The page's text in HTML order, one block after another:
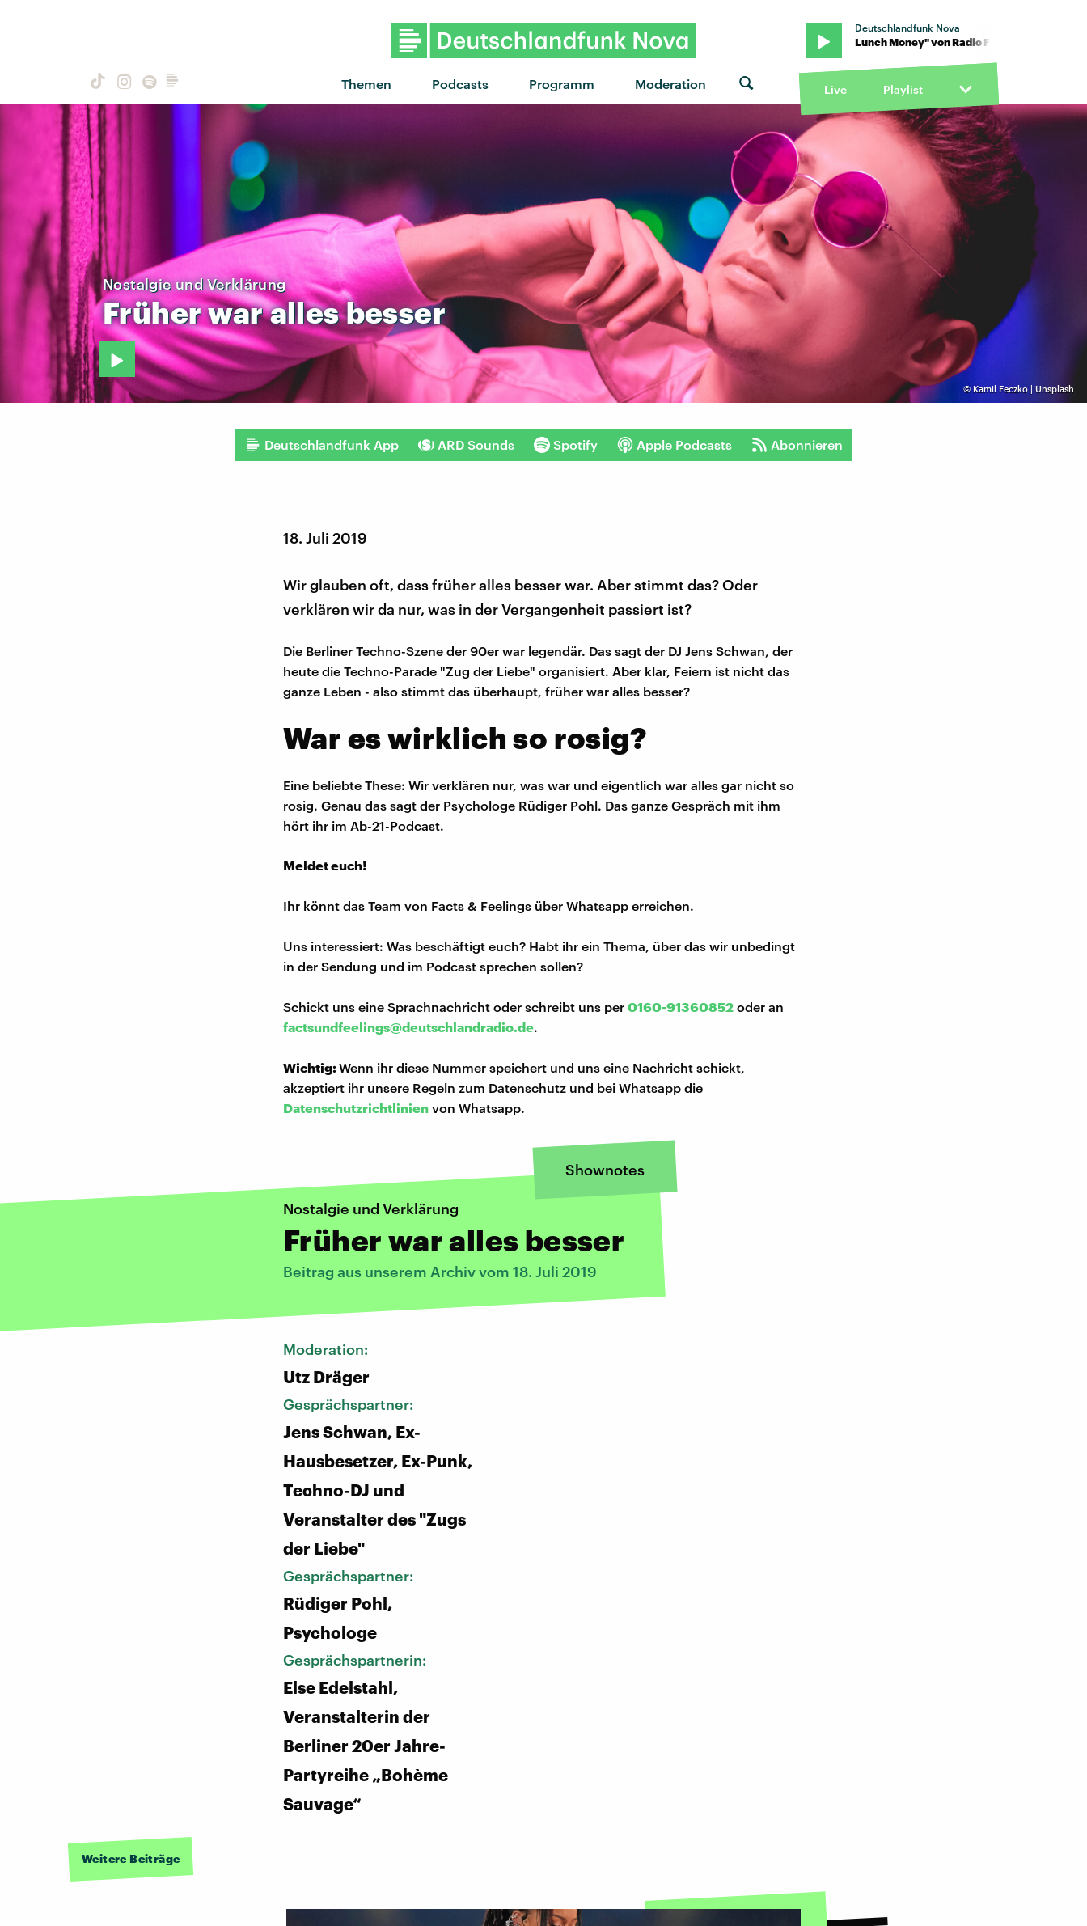
Themen Podcasts Programm Moderation
Deutschlandfunk Nova
"Lunch Money" von Radio Free Alice · "Lunch Money" von Radio Free Alice · "Lunch Money"
Live Playlist
© Kamil Feczko | Unsplash
Nostalgie und Verklärung
Früherwarallesbesser
Deutschlandfunk App ARD Sounds Spotify Apple Podcasts Abonnieren
18. Juli 2019
Wir glauben oft, dass früher alles besser war. Aber stimmt das? Oder
verklären wir da nur, was in der Vergangenheit passiert ist?
Die Berliner Techno-Szene der 90er war legendär. Das sagt der DJ Jens Schwan, der
heute die Techno-Parade "Zug der Liebe" organisiert. Aber klar, Feiern ist nicht das
ganze Leben - also stimmt das überhaupt, früher war alles besser?
War es wirklich so rosig?
Eine beliebte These: Wir verklären nur, was war und eigentlich war alles gar nicht so
rosig. Genau das sagt der Psychologe Rüdiger Pohl. Das ganze Gespräch mit ihm
hört ihr im Ab-21-Podcast.
Meldet euch!
Ihr könnt das Team von Facts & Feelings über Whatsapp erreichen.
Uns interessiert: Was beschäftigt euch? Habt ihr ein Thema, über das wir unbedingt
in der Sendung und im Podcast sprechen sollen?
Schickt uns eine Sprachnachricht oder schreibt uns per 0160-91360852 oder an
factsundfeelings@deutschlandradio.de.
Wichtig:Wenn ihr diese Nummer speichert und uns eine Nachricht schickt,
akzeptiert ihr unsere Regeln zum Datenschutz und bei Whatsapp die
Datenschutzrichtlinien von Whatsapp.
Shownotes
Nostalgie und Verklärung
Früher war alles besser
Beitrag aus unserem Archiv vom 18. Juli 2019
Moderation:
Utz Dräger
Gesprächspartner:
Jens Schwan, Ex-
Hausbesetzer, Ex-Punk,
Techno-DJ und
Veranstalter des "Zugs
der Liebe"
Gesprächspartner:
Rüdiger Pohl,
Psychologe
Gesprächspartnerin:
Else Edelstahl,
Veranstalterin der
Berliner 20er Jahre-
Partyreihe „Bohème
Sauvage“
Weitere Beiträge